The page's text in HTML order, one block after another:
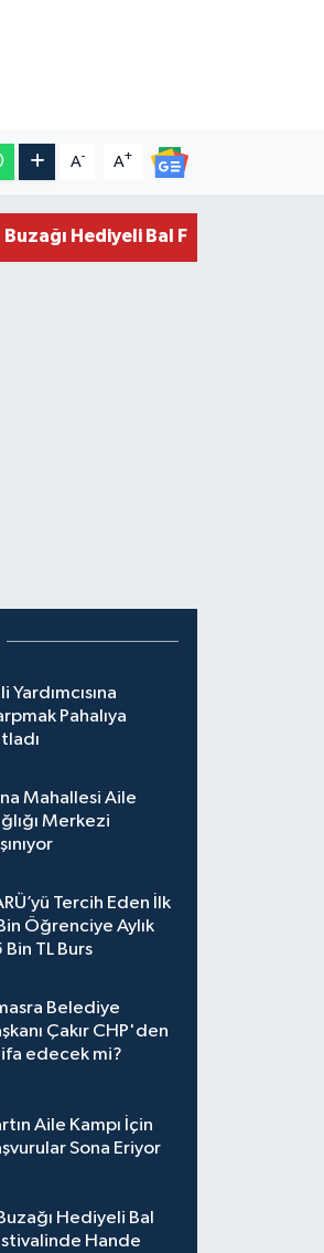
A- A+
Buzağı Hediyeli Bal Festivalinde
Yardımcısına
Pahalıya
Mahallesi Aile
Merkezi
Tercih Eden İlk
Öğrenciye Aylık
Bin TL Burs
Belediye
Çakır CHP'den
edecek mi?
Aile Kampı İçin
Sona Eriyor
Hediyeli Bal
Hande